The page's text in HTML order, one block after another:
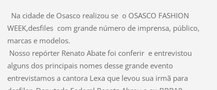
Na cidade de Osasco realizou se o OSASCO FASHION
WEEK,desfiles com grande número de imprensa, público,
marcas e modelos.
Nosso repórter Renato Abate foi conferir e entrevistou
alguns dos principais nomes desse grande evento
entrevistamos a cantora Lexa que levou sua irmã para